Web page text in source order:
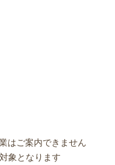
はご案内できません
象となります